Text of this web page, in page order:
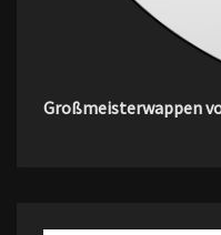
Großmeisterwappen